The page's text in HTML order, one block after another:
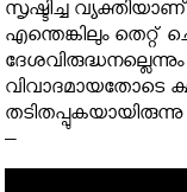
സൃഷ്ടിച്ച
എന്തെങ്കിലും തെറ്റ്
വിവാദമായതോടെ
തടിതപ്പുകയായിരുന്നു
–